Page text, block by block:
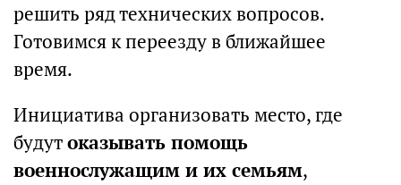
решить ряд технических вопросов.
Готовимся к переезду в ближайшее
время.
Инициатива организовать место, где
будутоказывать помощь
военнослужащим и их семьям,